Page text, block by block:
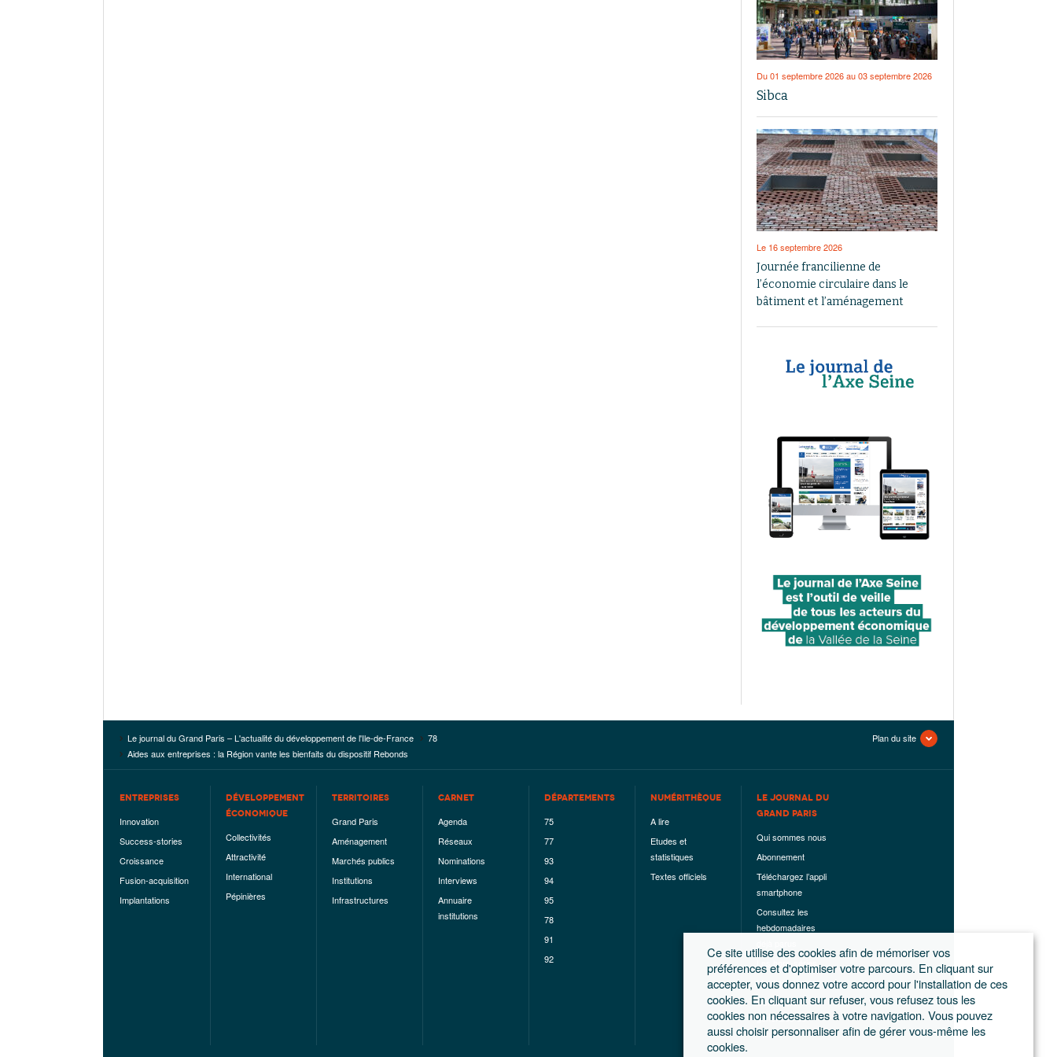
Du 01 septembre 2026 au 03 septembre 2026
Sibca
Le 16 septembre 2026
Journée francilienne de
l’économie circulaire dans le
bâtiment et l’aménagement
Le journal du Grand Paris – L'actualité du développement de l'Ile-de-France
78
Aides aux entreprises : la Région vante les bienfaits du dispositif Rebonds
Plan du site
ENTREPRISES
Innovation
Success-stories
Croissance
Fusion-acquisition
Implantations
DÉVELOPPEMENT
ÉCONOMIQUE
Collectivités
Attractivité
International
Pépinières
TERRITOIRES
Grand Paris
Aménagement
Marchés publics
Institutions
Infrastructures
CARNET
Agenda
Réseaux
Nominations
Interviews
Annuaire
institutions
DÉPARTEMENTS
75
77
93
94
95
78
91
92
NUMÉRITHÈQUE
A lire
Etudes et
statistiques
Textes officiels
LE JOURNAL DU
GRAND PARIS
Qui sommes nous
Abonnement
Téléchargez l’appli
smartphone
Consultez les
hebdomadaires
Les hors-séries
Mentions légales
Conditions
générales de
ventes
Ce site utilise des cookies afin de mémoriser vos
préférences et d'optimiser votre parcours. En cliquant sur
accepter, vous donnez votre accord pour l'installation de ces
cookies. En cliquant sur refuser, vous refusez tous les
cookies non nécessaires à votre navigation. Vous pouvez
aussi choisir personnaliser afin de gérer vous-même les
cookies.